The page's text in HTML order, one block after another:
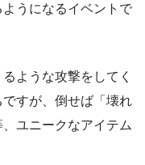
うになるイベントで
ような攻撃をしてく
すが、倒せば「壊れ
ユニークなアイテム